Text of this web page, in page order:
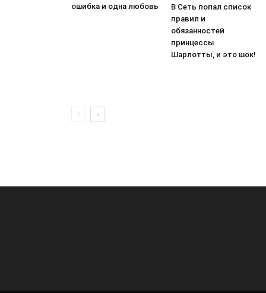
ошибка и одна любовь
В Сеть попал список
правил и
обязанностей
принцессы
Шарлотты, и это шок!